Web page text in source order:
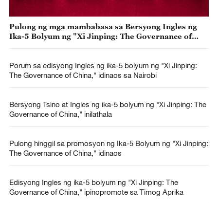
Pulong ng mga mambabasa sa Bersyong Ingles ng
Ika-5 Bolyum ng "Xi Jinping: The Governance of
Porum sa edisyong Ingles ng ika-5 bolyum ng "Xi Jinping:
The Governance of China," idinaos sa Nairobi
Bersyong Tsino at Ingles ng ika-5 bolyum ng "Xi Jinping: The
Governance of China," inilathala
Pulong hinggil sa promosyon ng Ika-5 Bolyum ng "Xi Jinping:
The Governance of China," idinaos
Edisyong Ingles ng ika-5 bolyum ng "Xi Jinping: The
Governance of China," ipinopromote sa Timog Aprika